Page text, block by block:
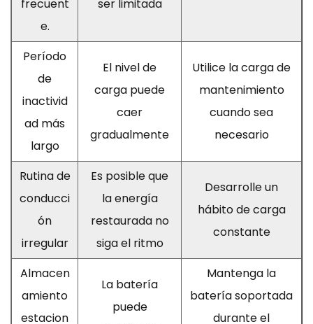
frecuent
e.
ser limitada
Período
de
inactivid
ad más
largo
El nivel de
carga puede
caer
gradualmente
Utilice la carga de
mantenimiento
cuando sea
necesario
Rutina de
conducci
ón
irregular
Es posible que
la energía
restaurada no
siga el ritmo
Desarrolle un
hábito de carga
constante
Almacen
amiento
estacion
La batería
puede
Mantenga la
batería soportada
durante el